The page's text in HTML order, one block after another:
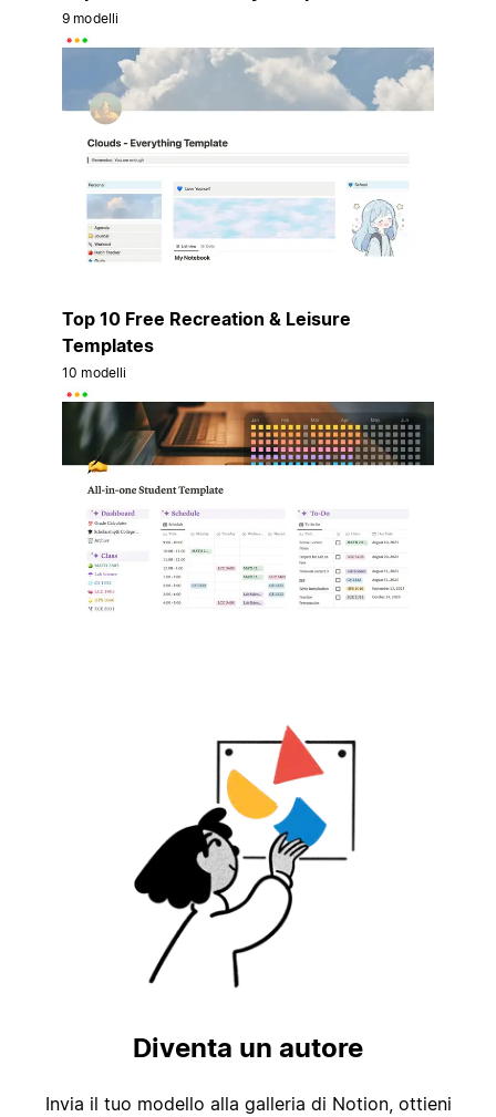
9 modelli
Top 10 Free Recreation & Leisure
Templates
10 modelli
Diventa un autore
Invia il tuo modello alla galleria di Notion, ottieni